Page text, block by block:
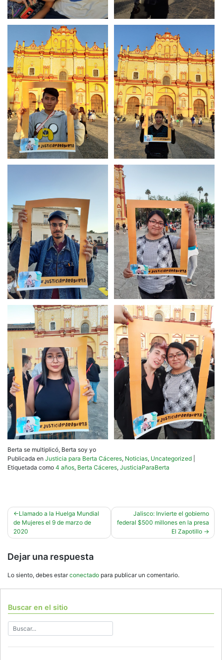
Berta se multiplicó, Berta soy yo
Publicada en Justicia para Berta Cáceres, Noticias, Uncategorized
Etiquetada como 4 años, Berta Cáceres, JusticiaParaBerta
Navegación
de
entradas
Llamado a la Huelga Mundial
de Mujeres el 9 de marzo de
2020
Jalisco: Invierte el gobierno
federal $500 millones en la presa
El Zapotillo
Dejar una respuesta
Lo siento, debes estarconectado para publicar un comentario.
Buscar en el sitio